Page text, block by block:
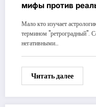
мифы против
Мало кто изучает
термином "ретроградный".
негативными…
Читать далее